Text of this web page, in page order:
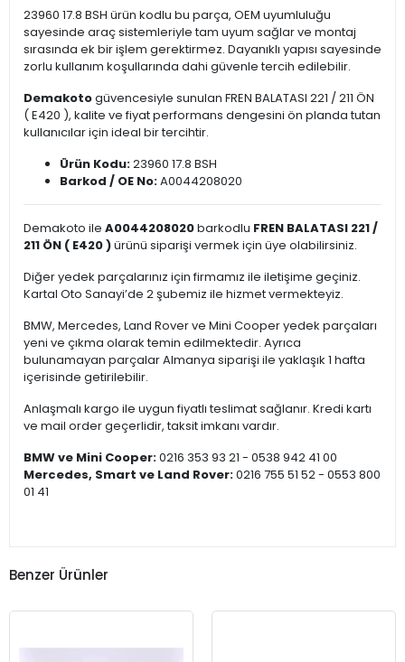
23960 17.8 BSH ürün kodlu bu parça, OEM uyumluluğu
sayesinde araç sistemleriyle tam uyum sağlar ve montaj
sırasında ek bir işlem gerektirmez. Dayanıklı yapısı sayesinde
zorlu kullanım koşullarında dahi güvenle tercih edilebilir.
Demakotogüvencesiyle sunulan FREN BALATASI 221 / 211 ÖN
( E420 ), kalite ve fiyat performans dengesini ön planda tutan
kullanıcılar için ideal bir tercihtir.
Ürün Kodu:23960 17.8 BSH
Barkod / OE No:A0044208020
Demakoto ile A0044208020barkodlu FREN BALATASI 221 /
211 ÖN ( E420 )ürünü siparişi vermek için üye olabilirsiniz.
Diğer yedek parçalarınız için firmamız ile iletişime geçiniz.
Kartal Oto Sanayi’de 2 şubemiz ile hizmet vermekteyiz.
BMW, Mercedes, Land Rover ve Mini Cooper yedek parçaları
yeni ve çıkma olarak temin edilmektedir. Ayrıca
bulunamayan parçalar Almanya siparişi ile yaklaşık 1 hafta
içerisinde getirilebilir.
Anlaşmalı kargo ile uygun fiyatlı teslimat sağlanır. Kredi kartı
ve mail order geçerlidir, taksit imkanı vardır.
BMW ve Mini Cooper:0216 353 93 21 - 0538 942 41 00
Mercedes, Smart ve Land Rover:0216 755 51 52 - 0553 800
01 41
Benzer Ürünler